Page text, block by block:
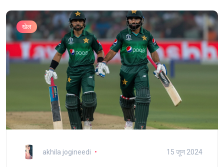
खेल
akhila jogineedi 15 जून 2024